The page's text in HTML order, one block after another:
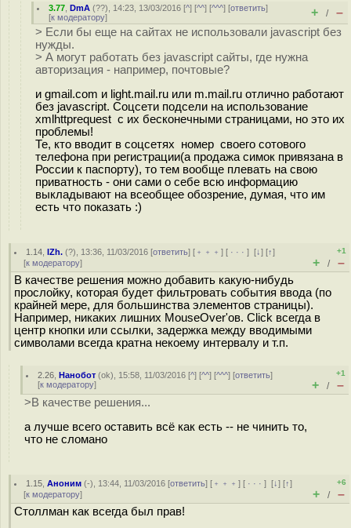
3.77 ,DmA (??), 14:23, 13/03/2016 [^] [^^] [^^^] [ответить]
[к модератору] + / –
> Если бы еще на сайтах не использовали javascript без
нужды.
> А могут работать без javascript сайты, где нужна
авторизация - например, почтовые?
и gmail.com и light.mail.ru или m.mail.ru отлично работают
без javascript. Соцсети подсели на использование
xmlhttprequest с их бесконечными страницами, но это их
проблемы!
Те, кто вводит в соцсетях номер своего сотового
телефона при регистрации(а продажа симок привязана в
России к паспорту), то тем вообще плевать на свою
приватность - они сами о себе всю информацию
выкладывают на всеобщее обозрение, думая, что им
есть что показать :)
1.14 ,IZh. (?), 13:36, 11/03/2016 [ответить] [ ﹢﹢﹢] [ · · ·][↓] [↑]
[к модератору]
+1
+ / –
В качестве решения можно добавить какую-нибудь
прослойку, которая будет фильтровать события ввода (по
крайней мере, для большинства элементов страницы).
Например, никаких лишних MouseOver'ов. Click всегда в
центр кнопки или ссылки, задержка между вводимыми
символами всегда кратна некоему интервалу и т.п.
2.26 ,Нанобот (ok), 15:58, 11/03/2016 [^] [^^] [^^^] [ответить]
[к модератору]
+1
+ / –
>В качестве решения...
а лучше всего оставить всё как есть -- не чинить то,
что не сломано
1.15 ,Аноним (-), 13:44, 11/03/2016 [ответить] [ ﹢﹢﹢] [ · · ·][↓] [↑]
[к модератору]
+6
+ / –
Столлман как всегда был прав!